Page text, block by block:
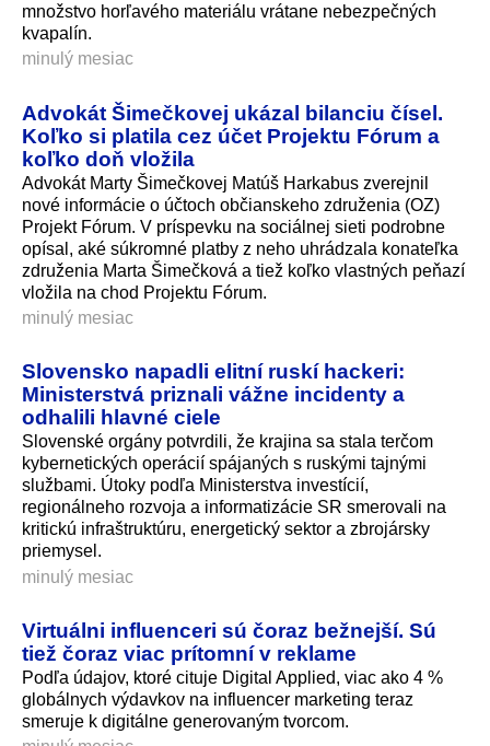
množstvo horľavého materiálu vrátane nebezpečných
kvapalín.
minulý mesiac
Advokát Šimečkovej ukázal bilanciu čísel.
Koľko si platila cez účet Projektu Fórum a
koľko doň vložila
Advokát Marty Šimečkovej Matúš Harkabus zverejnil
nové informácie o účtoch občianskeho združenia (OZ)
Projekt Fórum. V príspevku na sociálnej sieti podrobne
opísal, aké súkromné platby z neho uhrádzala konateľka
združenia Marta Šimečková a tiež koľko vlastných peňazí
vložila na chod Projektu Fórum.
minulý mesiac
Slovensko napadli elitní ruskí hackeri:
Ministerstvá priznali vážne incidenty a
odhalili hlavné ciele
Slovenské orgány potvrdili, že krajina sa stala terčom
kybernetických operácií spájaných s ruskými tajnými
službami. Útoky podľa Ministerstva investícií,
regionálneho rozvoja a informatizácie SR smerovali na
kritickú infraštruktúru, energetický sektor a zbrojársky
priemysel.
minulý mesiac
Virtuálni influenceri sú čoraz bežnejší. Sú
tiež čoraz viac prítomní v reklame
Podľa údajov, ktoré cituje Digital Applied, viac ako 4 %
globálnych výdavkov na influencer marketing teraz
smeruje k digitálne generovaným tvorcom.